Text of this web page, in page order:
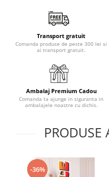
Transport gratuit
Comanda produse de peste 300 lei si
ai transport gratuit.
Ambalaj Premium Cadou
Comanda ta ajunge in siguranta in
ambalajele noastre cu dichis.
PRODUSE
-36%